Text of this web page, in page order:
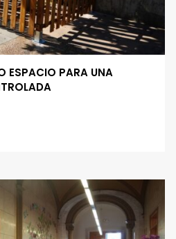
ESPACIO PARA UNA